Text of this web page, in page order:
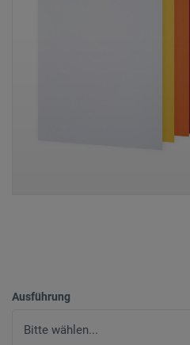
Ausführung